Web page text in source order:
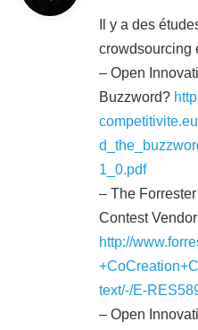
Il y a des
crowdsourcing
– Open
Buzzword?
1_0.pdf
– The
Contest
http://
text/-/E-
– Open